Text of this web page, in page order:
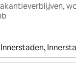
beschikbaar